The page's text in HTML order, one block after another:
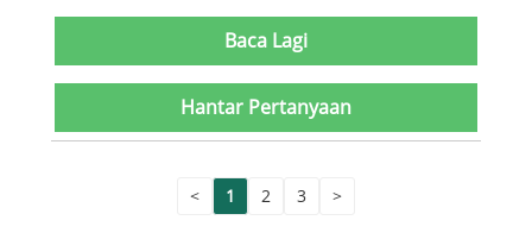
Baca Lagi
Hantar Pertanyaan
< 1 2 3 >